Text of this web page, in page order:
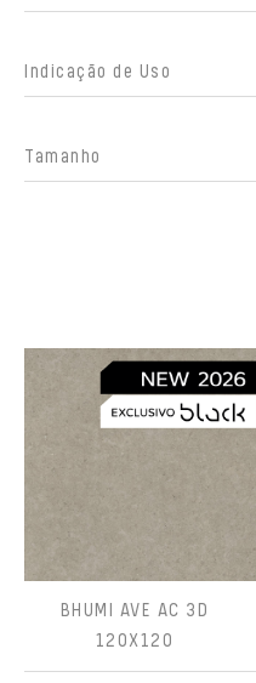
Indicação de Uso
Tamanho
BHUMI AVE AC 3D
120X120